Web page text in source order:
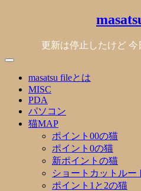
更新は停止したけど
masatsu fileとは
MISC
PDA
パソコン
猫MAP
ポイント00の猫
ポイント0の猫
新ポイントの猫
ショートカットルー
ポイント1と2の猫